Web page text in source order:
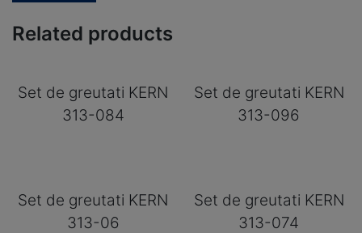
Related products
Set de greutati KERN
313-084
Set de greutati KERN
313-096
Set de greutati KERN
313-06
Set de greutati KERN
313-074